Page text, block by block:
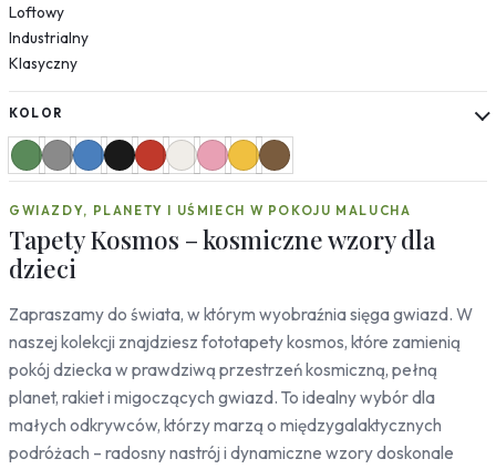
Niebo
Tekstury
Beton
Geometryczne
Zwierzęta
Leśne
Motyle
Koty
Konie
Pandy
Ptaki
Ornamenty
Mozaika
Desenie
Kropki
Loftowy
Industrialny
Klasyczny
KOLOR
GWIAZDY, PLANETY I UŚMIECH W POKOJU MALUCHA
Tapety Kosmos – kosmiczne wzory dla
dzieci
Zapraszamy do świata, w którym wyobraźnia sięga gwiazd. W
naszej kolekcji znajdziesz fototapety kosmos, które zamienią
pokój dziecka w prawdziwą przestrzeń kosmiczną, pełną
planet, rakiet i migoczących gwiazd. To idealny wybór dla
małych odkrywców, którzy marzą o międzygalaktycznych
podróżach – radosny nastrój i dynamiczne wzory doskonale